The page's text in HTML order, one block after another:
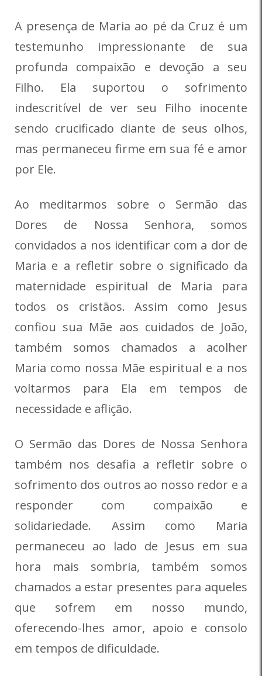
A presença de Maria ao pé da Cruz é um
testemunho impressionante de sua
profunda compaixão e devoção a seu
Filho. Ela suportou o sofrimento
indescritível de ver seu Filho inocente
sendo crucificado diante de seus olhos,
mas permaneceu firme em sua fé e amor
por Ele.
Ao meditarmos sobre o Sermão das
Dores de Nossa Senhora, somos
convidados a nos identificar com a dor de
Maria e a refletir sobre o significado da
maternidade espiritual de Maria para
todos os cristãos. Assim como Jesus
confiou sua Mãe aos cuidados de João,
também somos chamados a acolher
Maria como nossa Mãe espiritual e a nos
voltarmos para Ela em tempos de
necessidade e aflição.
O Sermão das Dores de Nossa Senhora
também nos desafia a refletir sobre o
sofrimento dos outros ao nosso redor e a
responder com compaixão e
solidariedade. Assim como Maria
permaneceu ao lado de Jesus em sua
hora mais sombria, também somos
chamados a estar presentes para aqueles
que sofrem em nosso mundo,
oferecendo-lhes amor, apoio e consolo
em tempos de dificuldade.